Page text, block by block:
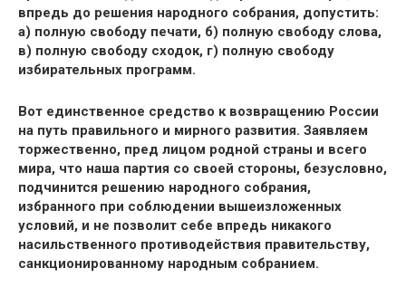
впредь до решения народного собрания, допустить:
а) полную свободу печати, б) полную свободу слова,
в) полную свободу сходок, г) полную свободу
избирательных программ.
Вот единственное средство к возвращению России
на путь правильного и мирного развития. Заявляем
торжественно, пред лицом родной страны и всего
мира, что наша партия со своей стороны, безусловно,
подчинится решению народного собрания,
избранного при соблюдении вышеизложенных
условий, и не позволит себе впредь никакого
насильственного противодействия правительству,
санкционированному народным собранием.